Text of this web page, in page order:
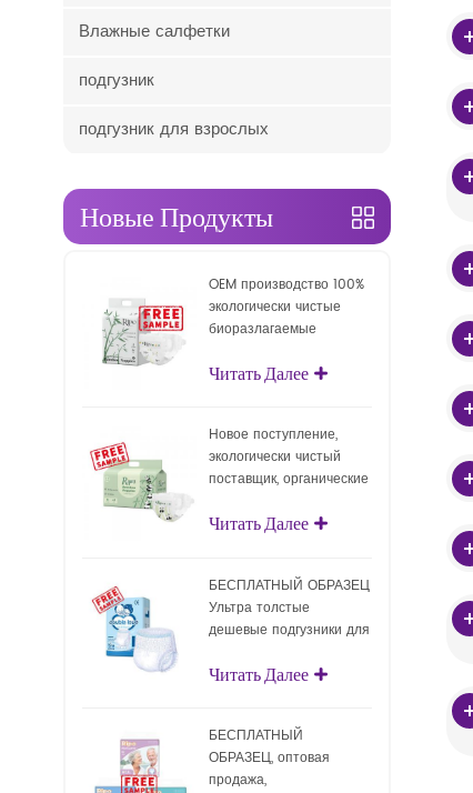
Влажные салфетки
подгузник
подгузник для взрослых
Новые Продукты
OEM производство 100%
экологически чистые
биоразлагаемые
подгузники с
Читать Далее
Новое поступление,
экологически чистый
поставщик, органические
продажа,
Читать Далее
БЕСПЛАТНЫЙ ОБРАЗЕЦ
Ультра толстые
дешевые подгузники для
подгузники для взрослых
Читать Далее
БЕСПЛАТНЫЙ
ОБРАЗЕЦ, оптовая
продажа,